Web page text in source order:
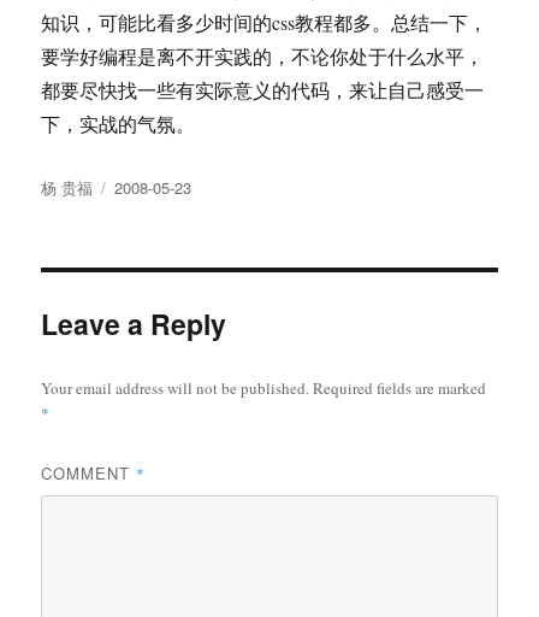
知识，可能比看多少时间的css教程都多。总结一下，
要学好编程是离不开实践的，不论你处于什么水平，
都要尽快找一些有实际意义的代码，来让自己感受一
下，实战的气氛。
Author
杨 贵福
Posted
2008-05-23
Leave a Reply
Your email address will not be published.Required fields are marked
*
COMMENT *